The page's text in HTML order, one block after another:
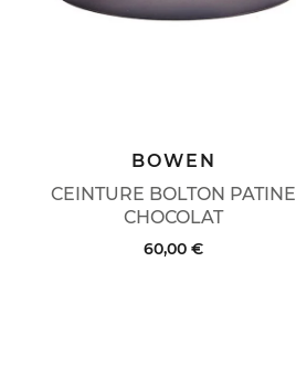
CEINTURE BOLTON PATINE
CHOCOLAT
BOWEN
60,00 €